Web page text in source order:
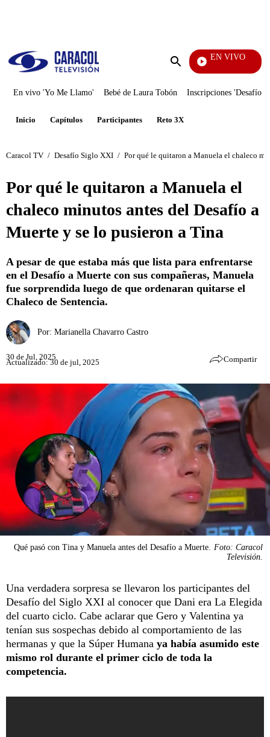
Enviar
EN VIVO
En vivo 'Yo Me Llamo' Bebé de Laura Tobón Inscripciones 'Desafío'
Inicio Capítulos Participantes Reto 3X
Caracol TV / Desafío Siglo XXI / Por qué le quitaron a Manuela el chaleco
Por qué le quitaron a Manuela el
chaleco minutos antes del Desafío a
Muerte y se lo pusieron a Tina
A pesar de que estaba más que lista para enfrentarse
en el Desafío a Muerte con sus compañeras, Manuela
fue sorprendida luego de que ordenaran quitarse el
Chaleco de Sentencia.
Por: Marianella Chavarro Castro
30 de Jul, 2025
Actualizado: 30 de jul, 2025 Compartir
Qué pasó con Tina y Manuela antes del Desafío a Muerte.
Foto: Caracol
Televisión.
Una verdadera sorpresa se llevaron los participantes del
Desafío del Siglo XXI al conocer que Dani era La Elegida
del cuarto ciclo. Cabe aclarar que Gero y Valentina ya
tenían sus sospechas debido al comportamiento de las
hermanas y que la Súper Humana ya había asumido este
mismo rol durante el primer ciclo de toda la
competencia.